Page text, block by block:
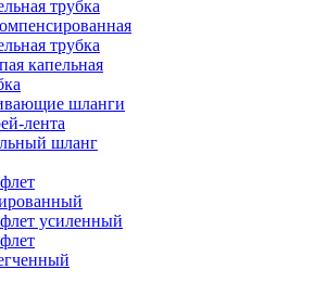
трубка
трубка
капельная
шланги
лента
шланг
усиленный